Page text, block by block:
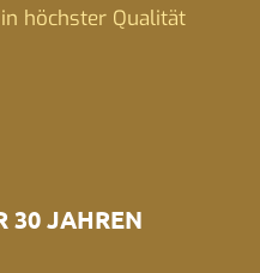
höchster Qualität
30 JAHREN